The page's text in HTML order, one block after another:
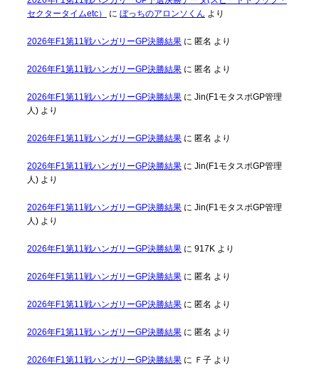
セクタータイムetc）
に ぼっちのアロンソくん より
2026年F1第11戦ハンガリーGP決勝結果に 匿名 より
2026年F1第11戦ハンガリーGP決勝結果に 匿名 より
2026年F1第11戦ハンガリーGP決勝結果に Jin(F1モタスポGP管理
人)より
2026年F1第11戦ハンガリーGP決勝結果に 匿名 より
2026年F1第11戦ハンガリーGP決勝結果に Jin(F1モタスポGP管理
人)より
2026年F1第11戦ハンガリーGP決勝結果に Jin(F1モタスポGP管理
人)より
2026年F1第11戦ハンガリーGP決勝結果に 917Kより
2026年F1第11戦ハンガリーGP決勝結果に 匿名 より
2026年F1第11戦ハンガリーGP決勝結果に 匿名 より
2026年F1第11戦ハンガリーGP決勝結果に 匿名 より
2026年F1第11戦ハンガリーGP決勝結果に Ｆ子より